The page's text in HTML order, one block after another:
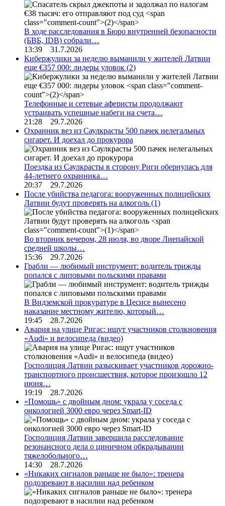
В ходе расследования в Бюро внутренней безопасности
(БВБ, IDB) собрали…
13:39 31.7.2026
Кибержулики за неделю выманили у жителей Латвии
еще €357 000: лидеры уловок (2)
Телефонные и сетевые аферисты продолжают
устраивать успешные набеги на счета…
21:28 29.7.2026
Охранник вез из Саулкрасты 500 пачек нелегальных
сигарет. И доехал до прокурора
Поездка из Саулкрасты в сторону Риги обернулась для
44-летнего охранника…
20:37 29.7.2026
После убийства педагога: вооруженных полицейских
Латвии будут проверять на алкоголь (1)
Во вторник вечером, 28 июля, во дворе Лиепайской
средней школы…
15:36 29.7.2026
Грабли — любимый инструмент: водитель трижды
попался с липовыми польскими правами
В Видземской прокуратуре в Цесисе вынесено
наказание местному жителю, который…
19:45 28.7.2026
Авария на улице Ригас: ищут участников столкновения
«Audi» и велосипеда (видео)
Госполиция Латвии разыскивает участников дорожно-
транспортного происшествия, которое произошло 12
июня…
19:19 28.7.2026
«Помощь» с двойным дном: украла у соседа с
онкологией 3000 евро через Smart-ID
Госполиция Латвии завершила расследование
резонансного дела о циничном обкрадывании
тяжелобольного…
14:30 28.7.2026
«Никаких сигналов раньше не было»: тренера
подозревают в насилии над ребенком